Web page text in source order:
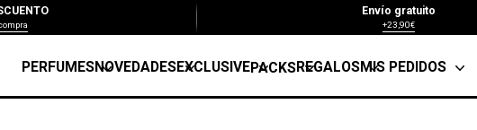
Envío gratuito
+23,90€
PERFUMESNOVEDADESEXCLUSIVEPACKSREGALOSMIS PEDIDOS